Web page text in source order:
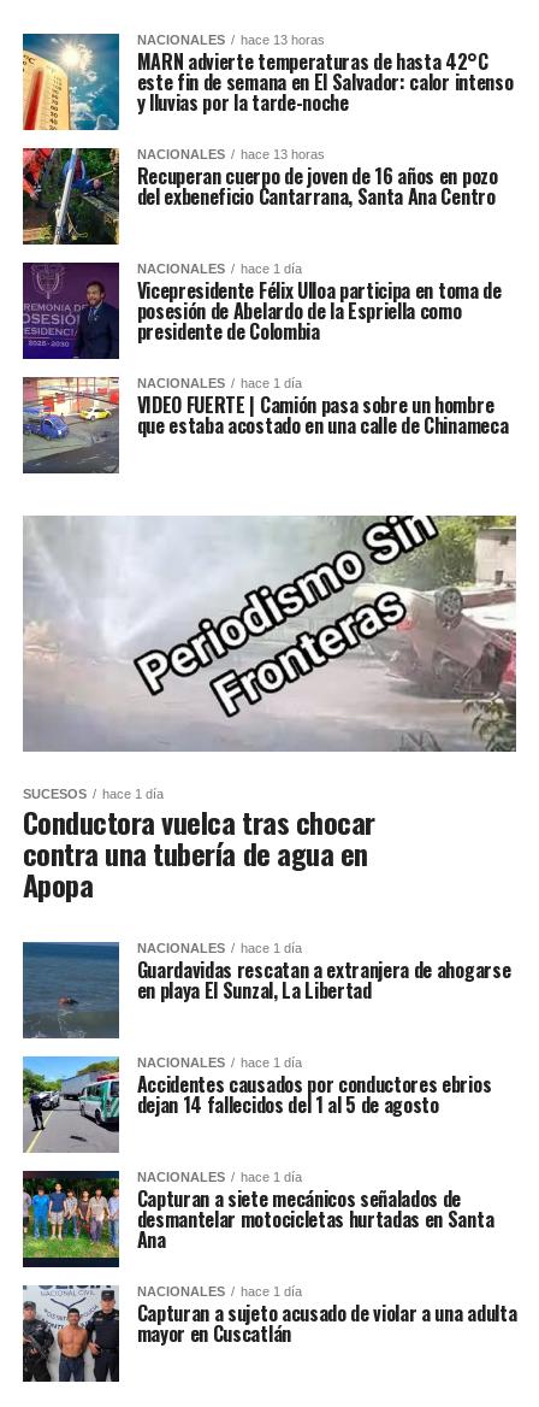
NACIONALES hace 13 horas
MARN advierte temperaturas de hasta 42°C
este fin de semana en El Salvador: calor intenso
y lluvias por la tarde-noche
NACIONALES hace 13 horas
Recuperan cuerpo de joven de 16 años en pozo
del exbeneficio Cantarrana, Santa Ana Centro
NACIONALES hace 1 día
Vicepresidente Félix Ulloa participa en toma de
posesión de Abelardo de la Espriella como
presidente de Colombia
NACIONALES hace 1 día
VIDEO FUERTE | Camión pasa sobre un hombre
que estaba acostado en una calle de Chinameca
SUCESOS hace 1 día
Conductora vuelca tras chocar
contra una tubería de agua en
Apopa
NACIONALES hace 1 día
Guardavidas rescatan a extranjera de ahogarse
en playa El Sunzal, La Libertad
NACIONALES hace 1 día
Accidentes causados por conductores ebrios
dejan 14 fallecidos del 1 al 5 de agosto
NACIONALES hace 1 día
Capturan a siete mecánicos señalados de
desmantelar motocicletas hurtadas en Santa
Ana
NACIONALES hace 1 día
Capturan a sujeto acusado de violar a una adulta
mayor en Cuscatlán